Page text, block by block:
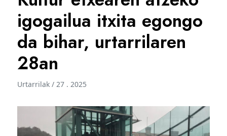
igogailua itxita egongo
da bihar, urtarrilaren
28an
Urtarrilak / 27 . 2025